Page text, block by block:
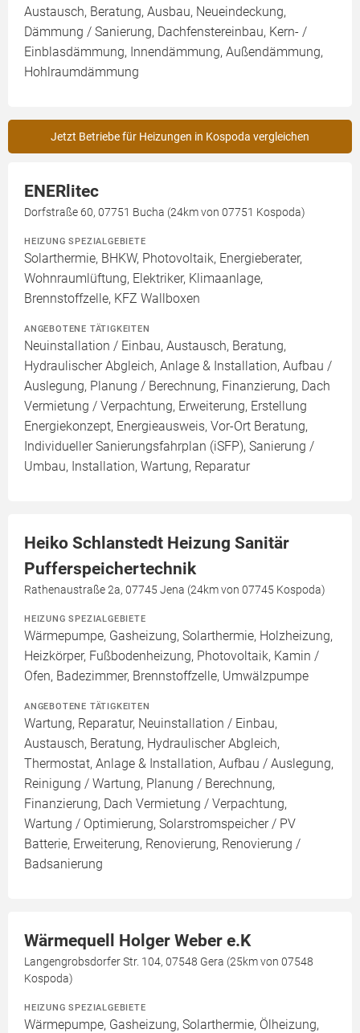
Austausch, Beratung, Ausbau, Neueindeckung,
Dämmung / Sanierung, Dachfenstereinbau, Kern- /
Einblasdämmung, Innendämmung, Außendämmung,
Hohlraumdämmung
Jetzt Betriebe für Heizungen in Kospoda vergleichen
ENERlitec
Dorfstraße 60, 07751 Bucha (24km von 07751 Kospoda)
HEIZUNG SPEZIALGEBIETE
Solarthermie, BHKW, Photovoltaik, Energieberater,
Wohnraumlüftung, Elektriker, Klimaanlage,
Brennstoffzelle, KFZ Wallboxen
ANGEBOTENE TÄTIGKEITEN
Neuinstallation / Einbau, Austausch, Beratung,
Hydraulischer Abgleich, Anlage & Installation, Aufbau /
Auslegung, Planung / Berechnung, Finanzierung, Dach
Vermietung / Verpachtung, Erweiterung, Erstellung
Energiekonzept, Energieausweis, Vor-Ort Beratung,
Individueller Sanierungsfahrplan (iSFP), Sanierung /
Umbau, Installation, Wartung, Reparatur
Heiko Schlanstedt Heizung Sanitär
Pufferspeichertechnik
Rathenaustraße 2a, 07745 Jena (24km von 07745 Kospoda)
HEIZUNG SPEZIALGEBIETE
Wärmepumpe, Gasheizung, Solarthermie, Holzheizung,
Heizkörper, Fußbodenheizung, Photovoltaik, Kamin /
Ofen, Badezimmer, Brennstoffzelle, Umwälzpumpe
ANGEBOTENE TÄTIGKEITEN
Wartung, Reparatur, Neuinstallation / Einbau,
Austausch, Beratung, Hydraulischer Abgleich,
Thermostat, Anlage & Installation, Aufbau / Auslegung,
Reinigung / Wartung, Planung / Berechnung,
Finanzierung, Dach Vermietung / Verpachtung,
Wartung / Optimierung, Solarstromspeicher / PV
Batterie, Erweiterung, Renovierung, Renovierung /
Badsanierung
Wärmequell Holger Weber e.K
Langengrobsdorfer Str. 104, 07548 Gera (25km von 07548
Kospoda)
HEIZUNG SPEZIALGEBIETE
Wärmepumpe, Gasheizung, Solarthermie, Ölheizung,